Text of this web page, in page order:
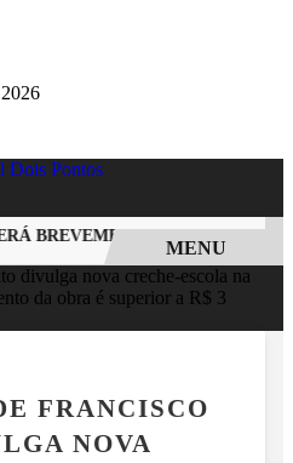
BREVEMENTE INAUGURADA
MENU
FRANCISCO
NOVA